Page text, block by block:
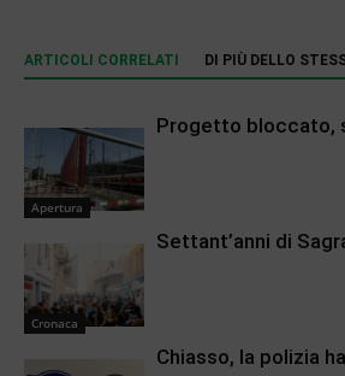
ARTICOLI CORRELATI DI PIÙ DELLO
Apertura
Progetto bloccato,
Cronaca
Settant’anni di
Chiasso, la polizia